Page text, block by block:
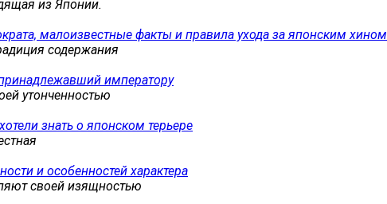
из Японии.
малоизвестные факты и правила ухода за японским хином
содержания
императору
утонченностью
знать о японском терьере
и особенностей характера
своей изящностью